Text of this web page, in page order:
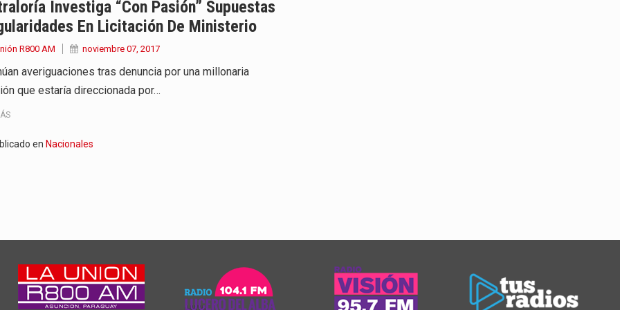
Investiga “con Pasión” Supuestas
En Licitación De Ministerio
R800 AM noviembre 07, 2017
averiguaciones tras denuncia por una millonaria
que estaría direccionada por…
en Nacionales